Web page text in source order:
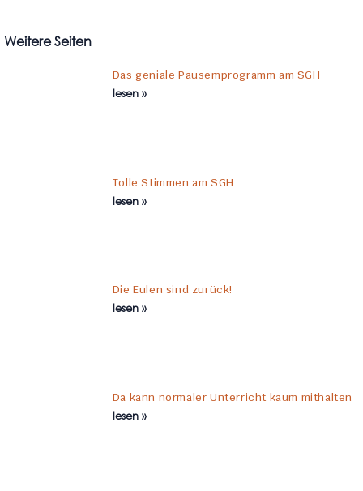
Weitere Seiten
Das geniale Pausemprogramm am SGH
lesen »
Tolle Stimmen am SGH
lesen »
Die Eulen sind zurück!
lesen »
Da kann normaler Unterricht kaum mithalten
lesen »